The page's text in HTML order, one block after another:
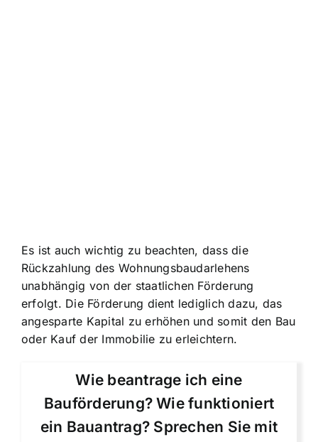
Es ist auch wichtig zu beachten, dass die
Rückzahlung des Wohnungsbaudarlehens
unabhängig von der staatlichen Förderung
erfolgt. Die Förderung dient lediglich dazu, das
angesparte Kapital zu erhöhen und somit den Bau
oder Kauf der Immobilie zu erleichtern.
Wie beantrage ich eine
Bauförderung? Wie funktioniert
ein Bauantrag? Sprechen Sie mit